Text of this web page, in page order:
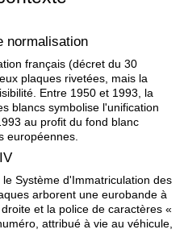
normalisation
français (décret du 30
plaques rivetées, mais la
Entre 1950 et 1993, la
blancs symbolise l'unification
au profit du fond blanc
européennes.
Système d'Immatriculation des
arborent une eurobande à
et la police de caractères «
attribué à vie au véhicule,